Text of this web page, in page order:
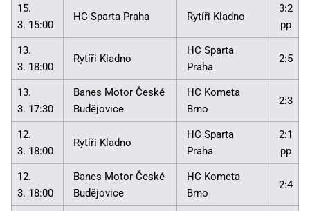
15.
3. 15:00
HC Sparta Praha Rytíři Kladno
3:2
pp
13.
3. 18:00
Rytíři Kladno
HC Sparta
Praha
2:5
13.
3. 17:30
Banes Motor České
Budějovice
HC Kometa
Brno
2:3
12.
3. 18:00
Rytíři Kladno
HC Sparta
Praha
2:1
pp
12.
3. 18:00
Banes Motor České
Budějovice
HC Kometa
Brno
2:4